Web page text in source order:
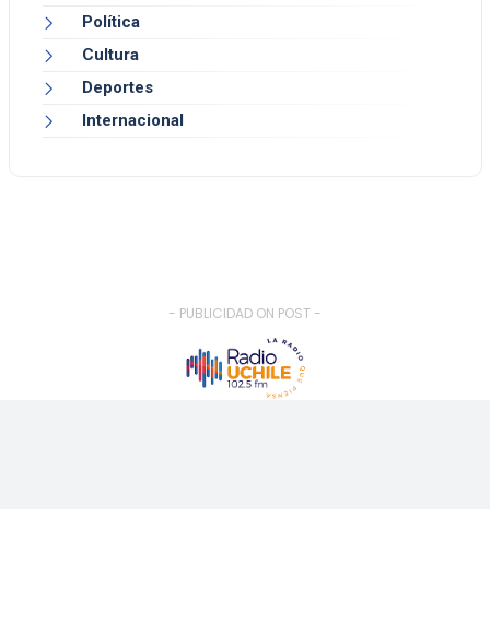
Política
Cultura
Deportes
Internacional
- PUBLICIDAD ON POST -